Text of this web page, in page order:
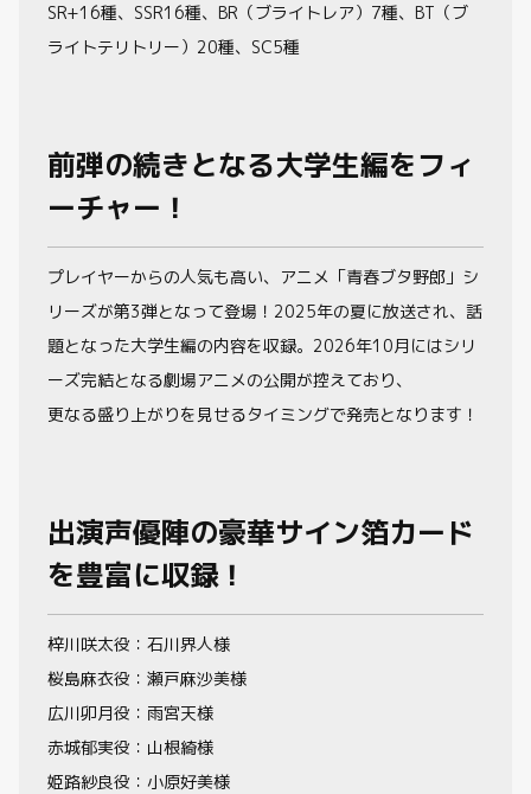
SR+16種、SSR16種、BR（ブライトレア）7種、BT（ブ
ライトテリトリー）20種、SC5種
前弾の続きとなる大学生編をフィ
ーチャー！
プレイヤーからの人気も高い、アニメ「青春ブタ野郎」シ
リーズが第3弾となって登場！2025年の夏に放送され、話
題となった大学生編の内容を収録。2026年10月にはシリ
ーズ完結となる劇場アニメの公開が控えており、
更なる盛り上がりを見せるタイミングで発売となります！
出演声優陣の豪華サイン箔カード
を豊富に収録！
梓川咲太役：石川界人様
桜島麻衣役：瀬戸麻沙美様
広川卯月役：雨宮天様
赤城郁実役：山根綺様
姫路紗良役：小原好美様